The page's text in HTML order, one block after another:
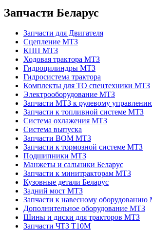
Запчасти Беларус
Запчасти для Двигателя
Сцепление МТЗ
КПП МТЗ
Ходовая трактора МТЗ
Гидроцилиндры МТЗ
Гидросистема трактора
Комплекты для ТО спецтехники МТЗ
Электрооборудование МТЗ
Запчасти МТЗ к рулевому
Запчасти к топливной системе МТЗ
Система охлажения МТЗ
Система выпуска
Запчасти ВОМ МТЗ
Запчасти к тормозной системе МТЗ
Подшипники МТЗ
Манжеты и сальники Беларус
Запчасти к минитракторам МТЗ
Кузовные детали Беларус
Задний мост МТЗ
Запчасти к навесному
Дополнительное оборудование МТЗ
Шины и диски для тракторов МТЗ
Запчасти ЧТЗ Т10М